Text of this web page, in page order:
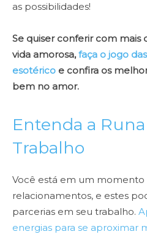
as possibilidades!
Se quiser conferir com mais
vida amorosa,faça o jogo
esotérico e confira os
bem no amor.
Entenda a
Trabalho
Você está em um
relacionamentos, e estes
parcerias em seu trabalho.
energias para se aproximar